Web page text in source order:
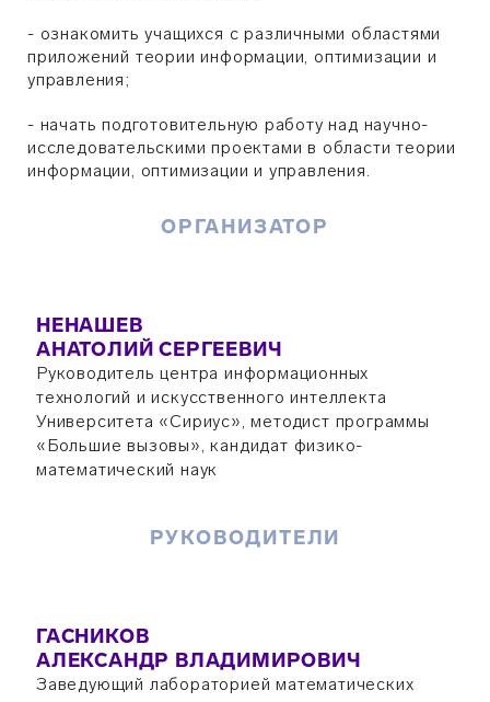
- ознакомить учащихся с различными областями
приложений теории информации, оптимизации и
управления;
- начать подготовительную работу над научно-
исследовательскими проектами в области теории
информации, оптимизации и управления.
ОРГАНИЗАТОР
НЕНАШЕВ
АНАТОЛИЙ СЕРГЕЕВИЧ
Руководитель центра информационных
технологий и искусственного интеллекта
Университета «Сириус», методист программы
«Большие вызовы», кандидат физико-
математический наук
РУКОВОДИТЕЛИ
ГАСНИКОВ
АЛЕКСАНДР ВЛАДИМИРОВИЧ
Заведующий лабораторией математических